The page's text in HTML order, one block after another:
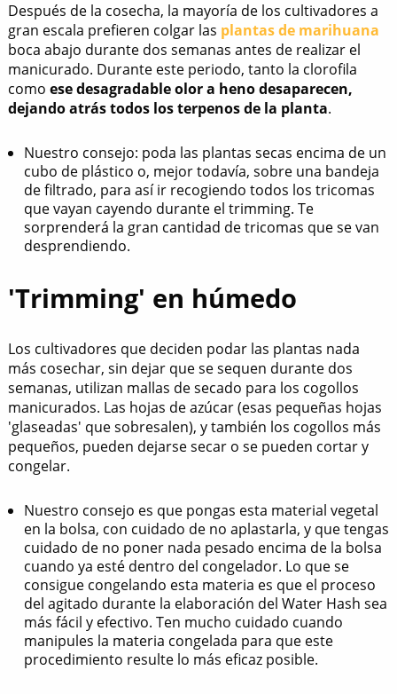
Después de la cosecha, la mayoría de los cultivadores a
gran escala prefieren colgar las plantas de marihuana
boca abajo durante dos semanas antes de realizar el
manicurado. Durante este periodo, tanto la clorofila
como ese desagradable olor a heno desaparecen,
dejando atrás todos los terpenos de la planta.
Nuestro consejo: poda las plantas secas encima de un
cubo de plástico o, mejor todavía, sobre una bandeja
de filtrado, para así ir recogiendo todos los tricomas
que vayan cayendo durante el trimming. Te
sorprenderá la gran cantidad de tricomas que se van
desprendiendo.
'Trimming' en húmedo
Los cultivadores que deciden podar las plantas nada
más cosechar, sin dejar que se sequen durante dos
semanas, utilizan mallas de secado para los cogollos
manicurados. Las hojas de azúcar (esas pequeñas hojas
'glaseadas' que sobresalen), y también los cogollos más
pequeños, pueden dejarse secar o se pueden cortar y
congelar.
Nuestro consejo es que pongas esta material vegetal
en la bolsa, con cuidado de no aplastarla, y que tengas
cuidado de no poner nada pesado encima de la bolsa
cuando ya esté dentro del congelador. Lo que se
consigue congelando esta materia es que el proceso
del agitado durante la elaboración del Water Hash sea
más fácil y efectivo. Ten mucho cuidado cuando
manipules la materia congelada para que este
procedimiento resulte lo más eficaz posible.